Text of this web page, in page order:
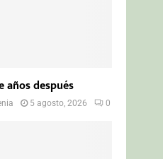
años después
5 agosto, 2026 0